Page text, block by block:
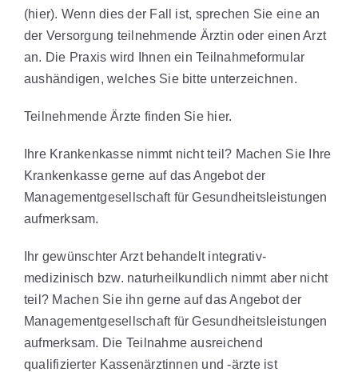
(hier). Wenn dies der Fall ist, sprechen Sie eine an
der Versorgung teilnehmende Ärztin oder einen Arzt
an. Die Praxis wird Ihnen ein Teilnahmeformular
aushändigen, welches Sie bitte unterzeichnen.
Teilnehmende Ärzte finden Sie hier.
Ihre Krankenkasse nimmt nicht teil? Machen Sie Ihre
Krankenkasse gerne auf das Angebot der
Managementgesellschaft für Gesundheitsleistungen
aufmerksam.
Ihr gewünschter Arzt behandelt integrativ-
medizinisch bzw. naturheilkundlich nimmt aber nicht
teil? Machen Sie ihn gerne auf das Angebot der
Managementgesellschaft für Gesundheitsleistungen
aufmerksam. Die Teilnahme ausreichend
qualifizierter Kassenärztinnen und -ärzte ist